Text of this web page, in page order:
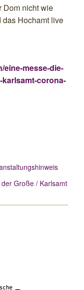
Dom nicht wie
das Hochamt live
eine-messe-die-
corona-
der Große Karlsamt